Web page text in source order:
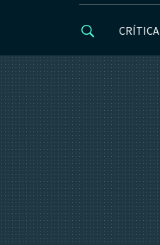
CRÍTICA